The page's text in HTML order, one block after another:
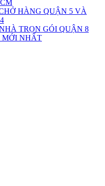
HÀNG QUẬN 5 VÀ
TRỌN GÓI QUẬN 8
NHẤT